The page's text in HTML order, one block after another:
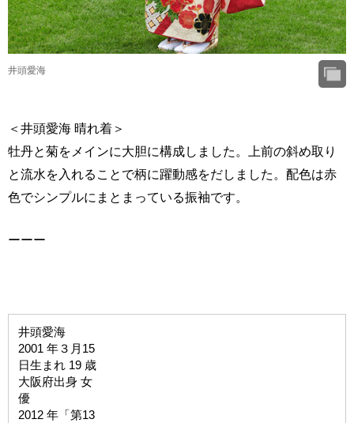
井頭愛海
＜井頭愛海 晴れ着＞
牡丹と菊をメインに大胆に構成しました。上前の斜め取り
と流水を入れることで柄に躍動感をだしました。配色は赤
色でシンプルにまとまっている振袖です。
ーーー
井頭愛海
2001 年３月15
日生まれ 19 歳
大阪府出身 ⼥
優
2012 年「第13